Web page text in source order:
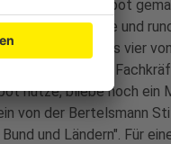
Ganztagsangebot
Plätze und
- wo mehr als vier
noch 55 000
nutze, bliebe noch ein
von der Bertelsmann
und Ländern". Für